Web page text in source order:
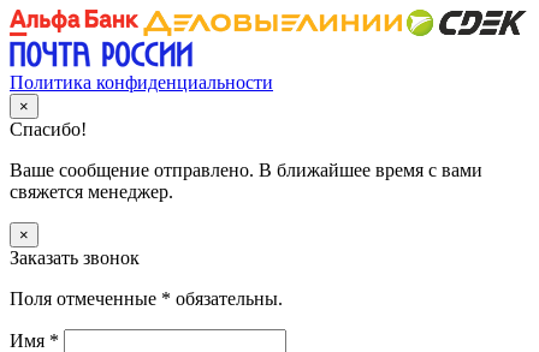
Политика конфиденциальности
×
Спасибо!
Ваше сообщение отправлено. В ближайшее время с вами
свяжется менеджер.
×
Заказать звонок
Поля отмеченные * обязательны.
Имя *